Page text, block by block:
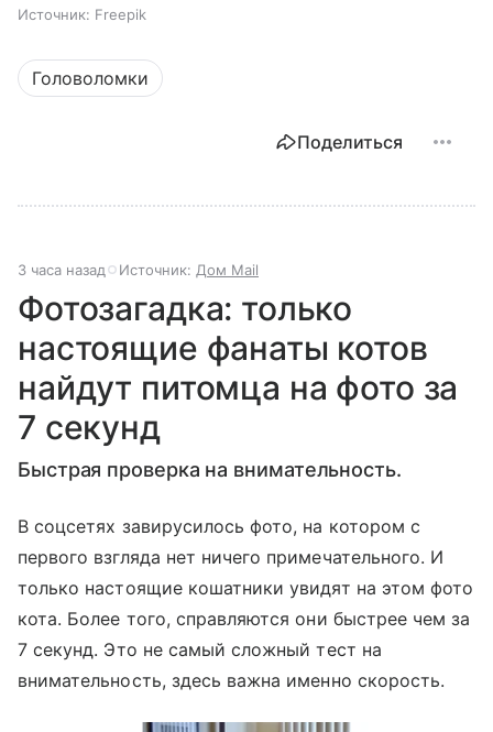
Источник: Freepik
Головоломки
Поделиться
3 часа назад Источник: Дом Mail
Фотозагадка: только
настоящие фанаты котов
найдут питомца на фото за
7 секунд
Быстрая проверка на внимательность.
В соцсетях завирусилось фото, на котором с
первого взгляда нет ничего примечательного. И
только настоящие кошатники увидят на этом фото
кота. Более того, справляются они быстрее чем за
7 секунд. Это не самый сложный тест на
внимательность, здесь важна именно скорость.